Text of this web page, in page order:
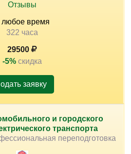
Отзывы
любое время
322 часа
29500
-5% скидка
заявку
и городского
транспорта
переподготовка